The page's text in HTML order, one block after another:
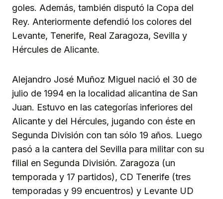
goles. Además, también disputó la Copa del
Rey. Anteriormente defendió los colores del
Levante, Tenerife, Real Zaragoza, Sevilla y
Hércules de Alicante.
Alejandro José Muñoz Miguel nació el 30 de
julio de 1994 en la localidad alicantina de San
Juan. Estuvo en las categorías inferiores del
Alicante y del Hércules, jugando con éste en
Segunda División con tan sólo 19 años. Luego
pasó a la cantera del Sevilla para militar con su
filial en Segunda División. Zaragoza (un
temporada y 17 partidos), CD Tenerife (tres
temporadas y 99 encuentros) y Levante UD